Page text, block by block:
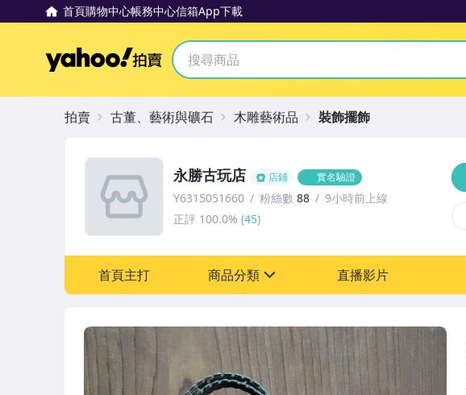
首頁購物中心帳務中心信箱App下載
Yahoo拍賣
永勝古玩店 店鋪 實名驗證
Y6315051660 粉絲數 88
9小時前上線
正評 100.0% (45)
首頁主打 商品分類 直播影片
拍賣 古董、藝術與礦石 木雕藝術品 裝飾擺飾